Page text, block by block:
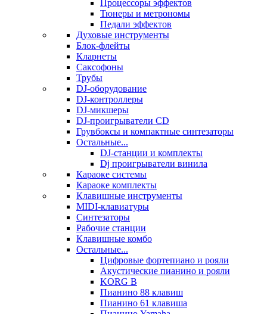
Процессоры эффектов
Тюнеры и метрономы
Педали эффектов
Духовые инструменты
Блок-флейты
Кларнеты
Саксофоны
Трубы
DJ-оборудование
DJ-контроллеры
DJ-микшеры
DJ-проигрыватели CD
Грувбоксы и компактные синтезаторы
Остальные...
DJ-станции и комплекты
Dj проигрыватели винила
Караоке системы
Караоке комплекты
Клавишные инструменты
MIDI-клавиатуры
Синтезаторы
Рабочие станции
Клавишные комбо
Остальные...
Цифровые фортепиано и рояли
Акустические пианино и рояли
KORG B
Пианино 88 клавиш
Пианино 61 клавиша